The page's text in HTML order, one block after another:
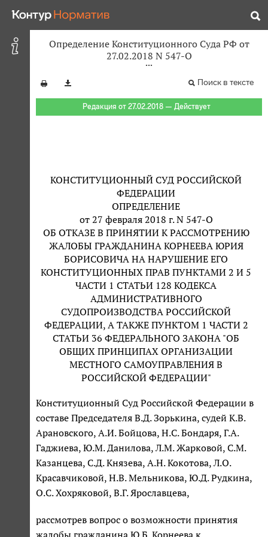
Определение Конституционного Суда РФ от
27.02.2018 N 547-О
Поиск в тексте
Редакция от 27.02.2018 — Действует
КОНСТИТУЦИОННЫЙ СУД РОССИЙСКОЙ
ФЕДЕРАЦИИ
ОПРЕДЕЛЕНИЕ
от 27 февраля 2018 г. N 547-О
ОБ ОТКАЗЕ В ПРИНЯТИИ К РАССМОТРЕНИЮ
ЖАЛОБЫ ГРАЖДАНИНА КОРНЕЕВА ЮРИЯ
БОРИСОВИЧА НА НАРУШЕНИЕ ЕГО
КОНСТИТУЦИОННЫХ ПРАВ ПУНКТАМИ 2 И 5
ЧАСТИ 1 СТАТЬИ 128 КОДЕКСА
АДМИНИСТРАТИВНОГО
СУДОПРОИЗВОДСТВА РОССИЙСКОЙ
ФЕДЕРАЦИИ, А ТАКЖЕ ПУНКТОМ 1 ЧАСТИ 2
СТАТЬИ 36 ФЕДЕРАЛЬНОГО ЗАКОНА "ОБ
ОБЩИХ ПРИНЦИПАХ ОРГАНИЗАЦИИ
МЕСТНОГО САМОУПРАВЛЕНИЯ В
РОССИЙСКОЙ ФЕДЕРАЦИИ"
Конституционный Суд Российской Федерации в
составе Председателя В.Д. Зорькина, судей К.В.
Арановского, А.И. Бойцова, Н.С. Бондаря, Г.А.
Гаджиева, Ю.М. Данилова, Л.М. Жарковой, С.М.
Казанцева, С.Д. Князева, А.Н. Кокотова, Л.О.
Красавчиковой, Н.В. Мельникова, Ю.Д. Рудкина,
О.С. Хохряковой, В.Г. Ярославцева,
рассмотрев вопрос о возможности принятия
жалобы гражданина Ю.Б. Корнеева к